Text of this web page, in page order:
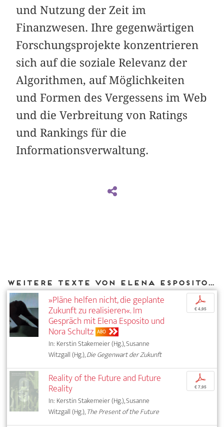
und Nutzung der Zeit im
Finanzwesen. Ihre gegenwärtigen
Forschungsprojekte konzentrieren
sich auf die soziale Relevanz der
Algorithmen, auf Möglichkeiten
und Formen des Vergessens im Web
und die Verbreitung von Ratings
und Rankings für die
Informationsverwaltung.
Weitere Texte von Elena Esposito bei DIAPHANES
»Pläne helfen nicht, die geplante
Zukunft zu realisieren«. Im
Gespräch mit Elena Esposito und
Nora Schultz ABO
In: Kerstin Stakemeier (Hg.), Susanne
Witzgall (Hg.),Die Gegenwart der Zukunft
p
€ 4,95
Reality of the Future and Future
Reality
In: Kerstin Stakemeier (Hg.), Susanne
Witzgall (Hg.),The Present of the Future
p
€ 7,95